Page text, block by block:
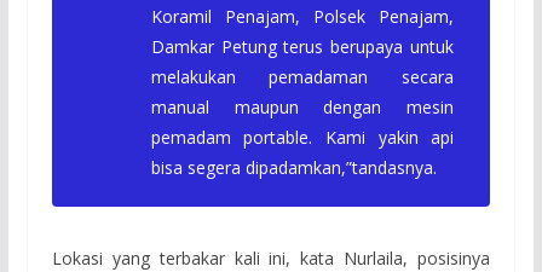
Koramil Penajam, Polsek Penajam,
Damkar Petung terus berupaya untuk
melakukan pemadaman secara
manual maupun dengan mesin
pemadam portable. Kami yakin api
bisa segera dipadamkan,”tandasnya.
Lokasi yang terbakar kali ini, kata Nurlaila, posisinya